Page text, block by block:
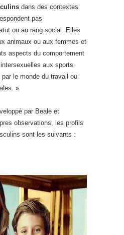
dans des contextes
pas
ou au rang social. Elles
animaux ou aux femmes et
aspects du comportement
aux sports
par le monde du travail ou
»
par Beale et
observations, les profils
sont les suivants :